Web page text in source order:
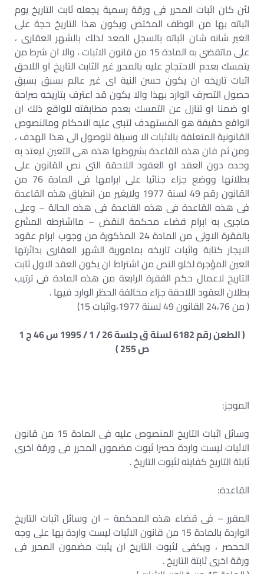
لئن كان اثبات المحرر فى ورقة رسمية يجعله ثابت التاريخ يوم
اثباته بها من الوظف المختص ويكون هذا التاريخ حجة على
الغير شانه شان اثباته بالسجل المعد لذلك بالشهر العقارى ،
على ماتقضى به المادة 15 من قانون الاثبات ، والا ان شرط من
يتمسك بعدم الاحتجاج عليه بالمحرر غير الثابت التاريخ او اللاحق
اثبات تاريخه ان يكون حسن النية اى غير عالم بسبق بسبق
حصول التصرف الوارد بهذا والا يكون قد اعترف بتاريخه صراحة
او ضمنا او تنازل عن التمسك بعدم مطابقته للواقع ذلك ان
الواقع حقيقة هو المستهدف لتبنى عليه الاحكام ومالنصوص
القانونية المتعلقة بالاثبات الا وسيلة للوصول الى هذا الهدف ،
ومن ثم فان هذه القاعدة بشروطها هذه هى التعين ليعتد به
وحده دون العقد او العقود اللاحقة التى نص القانون على
بطلانها ووضع جزاء جنائيا على ابرامها فى المادة 76 من
القانون رقم 49 لسنة 1977 ولايغير من انطباق هذه القاعدة
فى هذه القاعدة فى هذه القاعدة فى هذه الحالة – وعلى
ماجرى به ابرام قضاء محكمة النقض – مااشترطه المشرع
بالفقرة الاولى من المادة 24 المذكورة من وجوب ابرام عقود
الايجار كتابة واثبات تاريخه بمامورية الشهر العقارى بدائرتها
العين المؤجرة لخلو النص من اشتراط ان يكون العقد الاول ثابت
التاريخ لاعمال حكم الفقرة الرابعة من هذه المادة فى ترتيب
بطلان العقود اللاحقة جزاء مخالفة الحظر الوارد فيها .
( من 24،76 القانون 49 لسنة 1977،واثبات 15)
( الطعن رقم 6182 لسنة ق جلسة 26 / 1 / 1995 س 46 ج 1
ص 255 )
الموجز:
وسائل اثبات التاريخ المنصوص عليه فى المادة 15 من قانون
الاثبات ليست واردة حصرا ثبوت مضمون المحرر فى ورقة اخرى
ثابتة التاريخ كفايته لثبوت التاريخ .
القاعدة:
المقرر – فى قضاء هذه المحكمة – ان وسائل اثبات التاريخ
الواردة بالمادة 15 من قانون الاثبات ليست واردة بها على وجه
الححصر ، ويكفى لثبوت التاريخ ان يثبت مضمون المحرر فى
ورقة اخرى ثابتة التاريخ .